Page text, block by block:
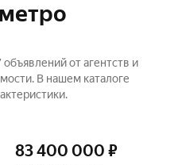
от агентств и
В нашем каталоге
83 400 000 ₽